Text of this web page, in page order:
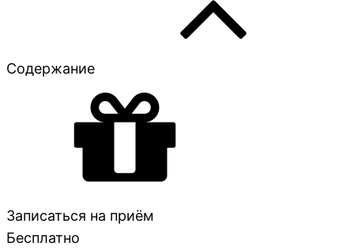
Содержание
Записаться на приём
Бесплатно